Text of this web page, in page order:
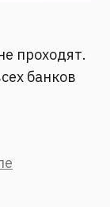
проходят.
банков